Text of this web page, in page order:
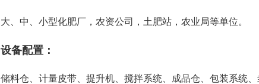
大、中、小型化肥厂，农资公司，土肥站，农业局等单位。
设备配置：
储料仓、计量皮带、提升机、搅拌系统、成品仓、包装系统、